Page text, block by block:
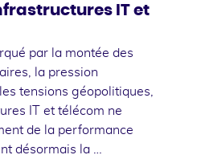
IT et
par la montée des
la pression
tensions géopolitiques,
IT et télécom ne
de la performance
désormais la …